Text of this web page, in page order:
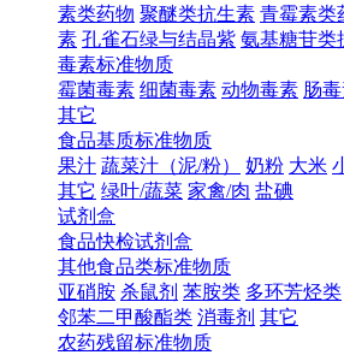
素类药物 聚醚类抗生素 青霉素类
素 孔雀石绿与结晶紫 氨基糖苷类
毒素标准物质
霉菌毒素 细菌毒素 动物毒素 肠
其它
食品基质标准物质
果汁 蔬菜汁（泥/粉） 奶粉 大米
其它 绿叶/蔬菜 家禽/肉 盐碘
试剂盒
食品快检试剂盒
其他食品类标准物质
亚硝胺 杀鼠剂 苯胺类 多环芳烃类
邻苯二甲酸酯类 消毒剂 其它
农药残留标准物质